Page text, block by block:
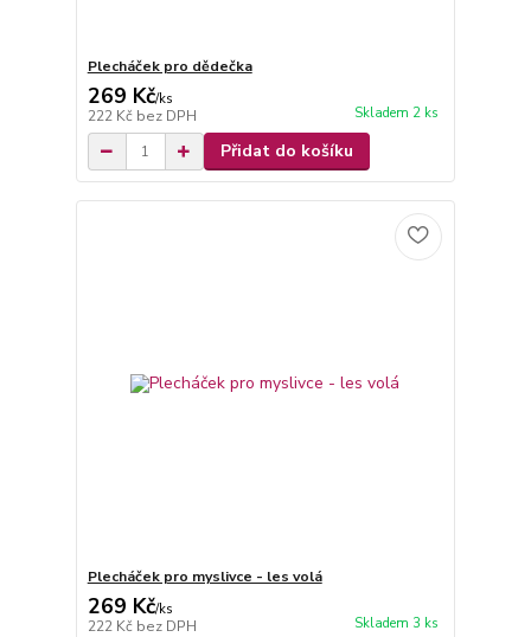
Plecháček pro dědečka
269 Kč/ks
222 Kč bez DPH Skladem 2 ks
Přidat do košíku
Plecháček pro myslivce - les volá
269 Kč/ks
222 Kč bez DPH Skladem 3 ks